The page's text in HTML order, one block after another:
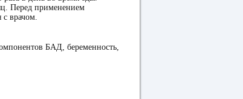
Перед применением
с врачом.
БАД, беременность,